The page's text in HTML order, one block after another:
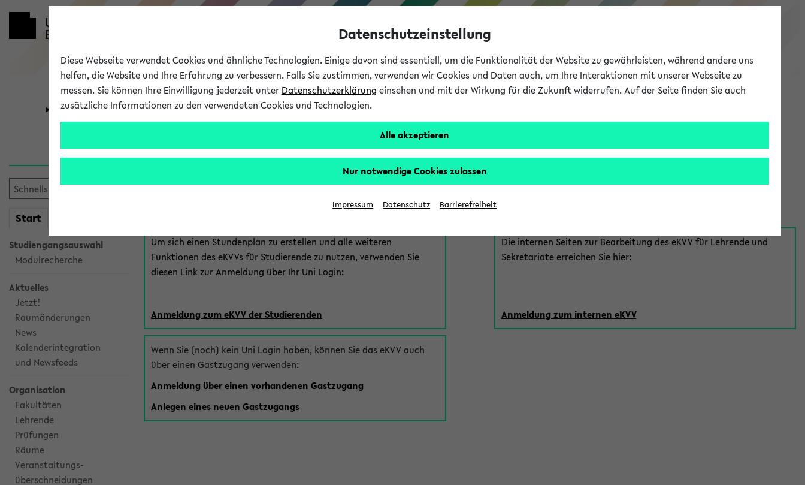
eKVV
Universität Forschung Studium
Start
Studiengangsauswahl
Modulrecherche
Aktuelles
Jetzt!
Raumänderungen
News
Kalenderintegration
und Newsfeeds
Organisation
Fakultäten
Lehrende
Prüfungen
Räume
Veranstaltungs-
überschneidungen
Anmeldung am eKVV
Es gibt mehrere Möglichkeiten zur Anmeldung am eKVV. Bitte wählen Sie die für Sie richtige aus:
Um sich einen Stundenplan zu erstellen und alle weiteren
Funktionen des eKVVs für Studierende zu nutzen, verwenden Sie
diesen Link zur Anmeldung über Ihr Uni Login:
Anmeldung zum eKVV der Studierenden
Wenn Sie (noch) kein Uni Login haben, können Sie das eKVV auch
über einen Gastzugang verwenden:
Anmeldung über einen vorhandenen Gastzugang
Anlegen eines neuen Gastzugangs
eKVV für Mitarbeiter*innen
Die internen Seiten zur Bearbeitung des eKVV für Lehrende und
Sekretariate erreichen Sie hier:
Anmeldung zum internen eKVV
Datenschutzeinstellung
Diese Webseite verwendet Cookies und ähnliche Technologien. Einige davon sind essentiell, um die Funktionalität der Website zu gewährleisten, während andere uns
helfen, die Website und Ihre Erfahrung zu verbessern. Falls Sie zustimmen, verwenden wir Cookies und Daten auch, um Ihre Interaktionen mit unserer Webseite zu
messen. Sie können Ihre Einwilligung jederzeit unter Datenschutzerklärung einsehen und mit der Wirkung für die Zukunft widerrufen. Auf der Seite finden Sie auch
zusätzliche Informationen zu den verwendeten Cookies und Technologien.
Alle akzeptieren
Nur notwendige Cookies zulassen
Impressum Datenschutz Barrierefreiheit